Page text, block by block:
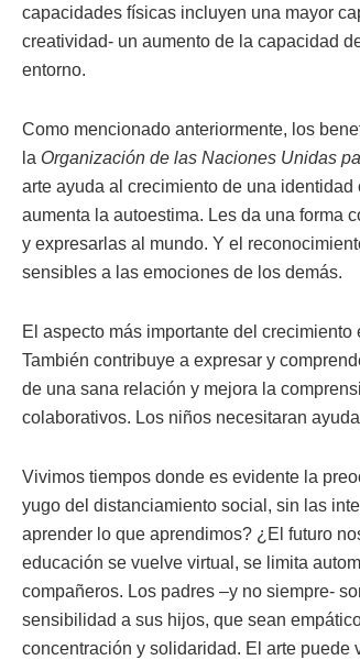
capacidades físicas incluyen una mayor
creatividad- un aumento de la capacidad
entorno.
Como mencionado anteriormente, los
la Organización de las Naciones Unidas
arte ayuda al crecimiento de una
aumenta la autoestima. Les da una forma
y expresarlas al mundo. Y el
sensibles a las emociones de los demás.
El aspecto más importante del
También contribuye a expresar y
de una sana relación y mejora la
colaborativos. Los niños necesitaran
Vivimos tiempos donde es evidente la
yugo del distanciamiento social, sin las
aprender lo que aprendimos? ¿El futuro
educación se vuelve virtual, se limita
compañeros. Los padres –y no siempre-
sensibilidad a sus hijos, que sean
concentración y solidaridad. El arte puede